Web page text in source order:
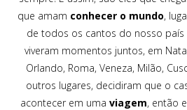
que amam conhecer o mundo,
de todos os cantos do nosso país
viveram momentos juntos, em
Orlando, Roma, Veneza, Milão,
outros lugares, decidiram que o
acontecer em uma viagem, então